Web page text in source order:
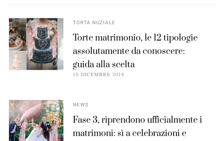
TORTA NUZIALE
Torte matrimonio, le 12 tipologie
assolutamente da conoscere:
guida alla scelta
10 DICEMBRE 2018
NEWS
Fase 3, riprendono ufficialmente i
matrimoni: sì a celebrazioni e